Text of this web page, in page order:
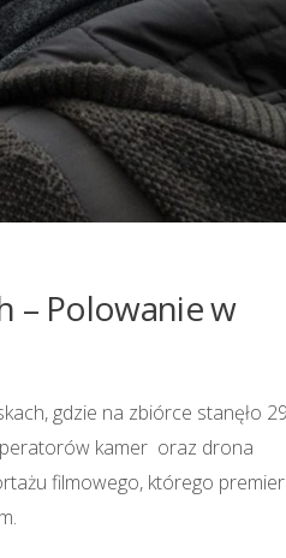
– Polowanie w
gdzie na zbiórce stanęło 29
kamer oraz drona
filmowego, którego